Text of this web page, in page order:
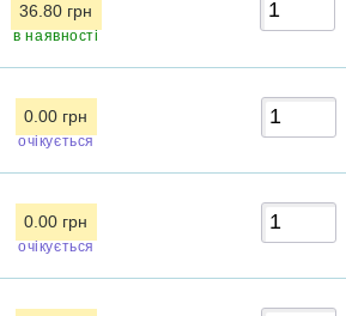
36.80 грн
в наявності
0.00 грн
очікується
0.00 грн
очікується